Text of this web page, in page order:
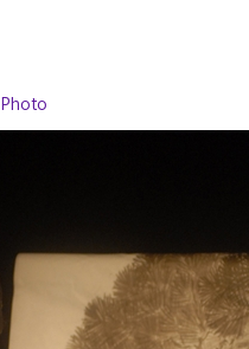
Photo